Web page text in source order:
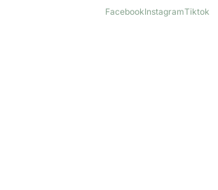
FacebookInstagramTiktok